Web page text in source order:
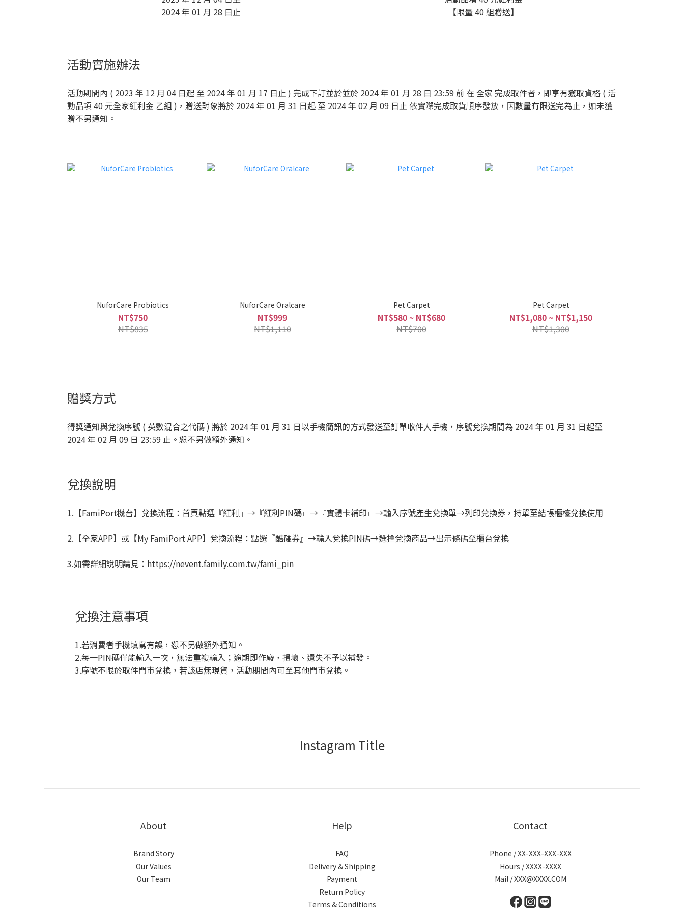
2024 年 01 月 28 日止
【限量 40 組贈送】
活動實施辦法
活動期間內 ( 2023 年 12 月 04 日起 至 2024 年 01 月 17 日止 ) 完成下訂並於並於 2024 年 01 月 28 日 23:59 前 在 全家 完成取件者，即享有獲取資格 ( 活
動品項 40 元全家紅利金 乙組 )，贈送對象將於 2024 年 01 月 31 日起 至 2024 年 02 月 09 日止 依實際完成取貨順序發放，因數量有限送完為止，如未獲
贈不另通知。
NuforCare Probiotics
NT$750
NT$835
NuforCare Oralcare
NT$999
NT$1,110
Pet Carpet
NT$580 ~ NT$680
NT$700
Pet Carpet
NT$1,080 ~ NT$1,150
NT$1,300
贈獎方式
得獎通知與兌換序號 ( 英數混合之代碼 ) 將於 2024 年 01 月 31 日以手機簡訊的方式發送至訂單收件人手機，序號兌換期間為 2024 年 01 月 31 日起至
2024 年 02 月 09 日 23:59 止。恕不另做額外通知。
兌換說明
1.【FamiPort機台】兌換流程：首頁點選『紅利』→『紅利PIN碼』→『實體卡補印』→輸入序號產生兌換單→列印兌換券，持單至結帳櫃檯兌換使用
2.【全家APP】或【My FamiPort APP】兌換流程：點選『酷碰券』→輸入兌換PIN碼→選擇兌換商品→出示條碼至櫃台兌換
3.如需詳細說明請見：https://nevent.family.com.tw/fami_pin
兌換注意事項
1.若消費者手機填寫有誤，恕不另做額外通知。
2.每一PIN碼僅能輸入一次，無法重複輸入；逾期即作廢，損壞、遺失不予以補發。
3.序號不限於取件門市兌換，若該店無現貨，活動期間內可至其他門市兌換。
Instagram Title
About
Brand Story
Our Values
Our Team
Help
FAQ
Delivery & Shipping
Payment
Return Policy
Terms & Conditions
Contact
Phone / XX-XXX-XXX-XXX
Hours / XXXX-XXXX
Mail / XXX@XXXX.COM